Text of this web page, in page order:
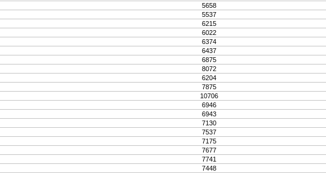
5658
5537
6215
6022
6374
6437
6875
8072
6204
7875
10706
6946
6943
7130
7537
7175
7677
7741
7448